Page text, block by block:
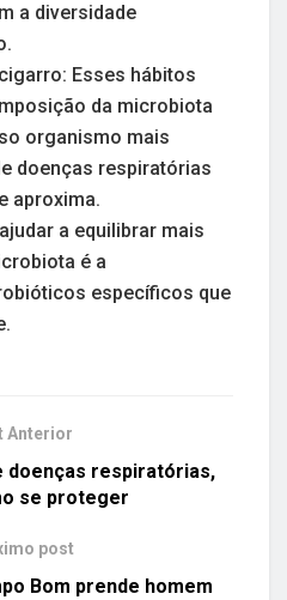
a diversidade
Esses hábitos
da microbiota
organismo mais
doenças respiratórias
aproxima.
a equilibrar mais
é a
específicos que
Anterior
doenças respiratórias,
se proteger
post
Bom prende homem